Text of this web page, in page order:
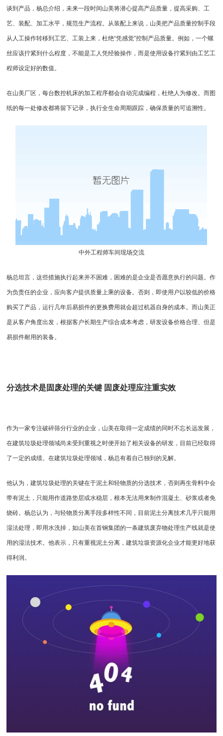
谈到产品，杨总介绍，未来一段时间山美将潜心提高产品质量，提高采购、工
艺、装配、加工水平，规范生产流程。从装配上来说，山美把产品质量控制手段
从人工操作转移到工艺、工装上来，杜绝“凭感觉”控制产品质量。例如，一个螺
丝应该拧紧到什么程度，不能是工人凭经验操作，而是使用设备拧紧到由工艺工
程师设定好的数值。
在山美厂区，每台数控机床的加工程序都会自动完成编程，杜绝人为修改。而图
纸的每一处修改都将留下记录，执行全生命周期跟踪，确保质量的可追溯性。
中外工程师车间现场交流
杨总坦言，这些措施执行起来并不困难，困难的是企业是否愿意执行的问题。作
为负责任的企业，应向客户提供质量上乘的设备。否则，即使用户以较低的价格
购买了产品，运行几年后易损件的更换费用就会超过机器自身的成本。而山美正
是从客户角度出发，根据客户长期生产综合成本考虑，研发设备价格合理、但是
易损件耐用的装备。
分选技术是固废处理的关键 固废处理应注重实效
作为一家专注破碎筛分行业的企业，山美在取得一定成绩的同时不忘长远发展，
在建筑垃圾处理领域尚未受到重视之时便开始了相关设备的研发，目前已经取得
了一定的成绩。在建筑垃圾处理领域，杨总有着自己独到的见解。
他认为，建筑垃圾处理的关键在于泥土和轻物质的分选技术，否则再生骨料中会
带有泥土，只能用作道路垫层或水稳层，根本无法用来制作混凝土、砂浆或者免
烧砖。杨总认为，与轻物质分离手段多样性不同，目前泥土分离技术几乎只能用
湿法处理，即用水洗掉，如山美在首钢集团的一条建筑废弃物处理生产线就是使
用的湿法技术。他表示，只有重视泥土分离，建筑垃圾资源化企业才能更好地获
得利润。